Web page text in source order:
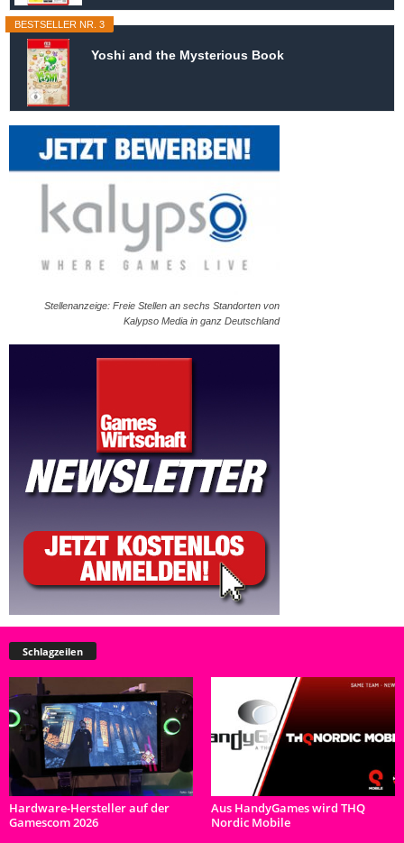
BESTSELLER NR. 3
Yoshi and the Mysterious Book
Stellenanzeige: Freie Stellen an sechs Standorten von
Kalypso Media in ganz Deutschland
Schlagzeilen
Hardware-Hersteller auf der
Gamescom 2026
Aus HandyGames wird THQ
Nordic Mobile